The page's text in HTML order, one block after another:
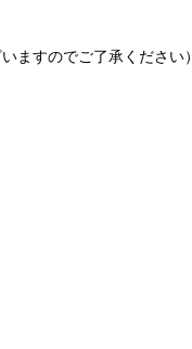
ますのでご了承ください）